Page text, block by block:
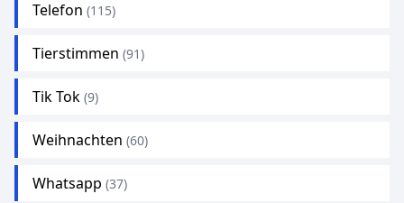
Telefon (115)
Tierstimmen (91)
Tik Tok (9)
Weihnachten (60)
Whatsapp (37)